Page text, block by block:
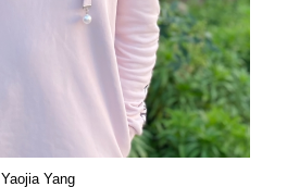
Yaojia Yang